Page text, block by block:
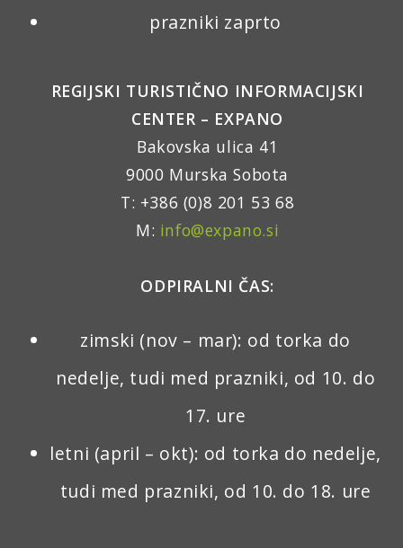
prazniki zaprto
REGIJSKI TURISTIČNO INFORMACIJSKI
CENTER – EXPANO
Bakovska ulica 41
9000 Murska Sobota
T: +386 (0)8 201 53 68
M: info@expano.si
ODPIRALNI ČAS:
zimski (nov – mar): od torka do
nedelje, tudi med prazniki, od 10. do
17. ure
letni (april – okt): od torka do nedelje,
tudi med prazniki, od 10. do 18. ure